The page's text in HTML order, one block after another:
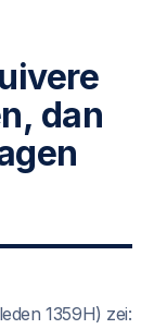
dan
1359H) zei: